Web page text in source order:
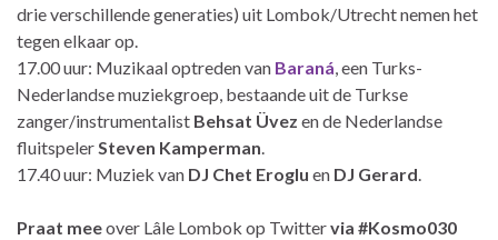
drie verschillende generaties) uit Lombok/Utrecht nemen het
tegen elkaar op.
17.00 uur: Muzikaal optreden van Baraná, een Turks-
Nederlandse muziekgroep, bestaande uit de Turkse
zanger/instrumentalist Behsat Üvez en de Nederlandse
fluitspelerSteven Kamperman.
17.40 uur: Muziek van DJ Chet Eroglu en DJ Gerard.
Praat meeover Lâle Lombok op Twittervia #Kosmo030